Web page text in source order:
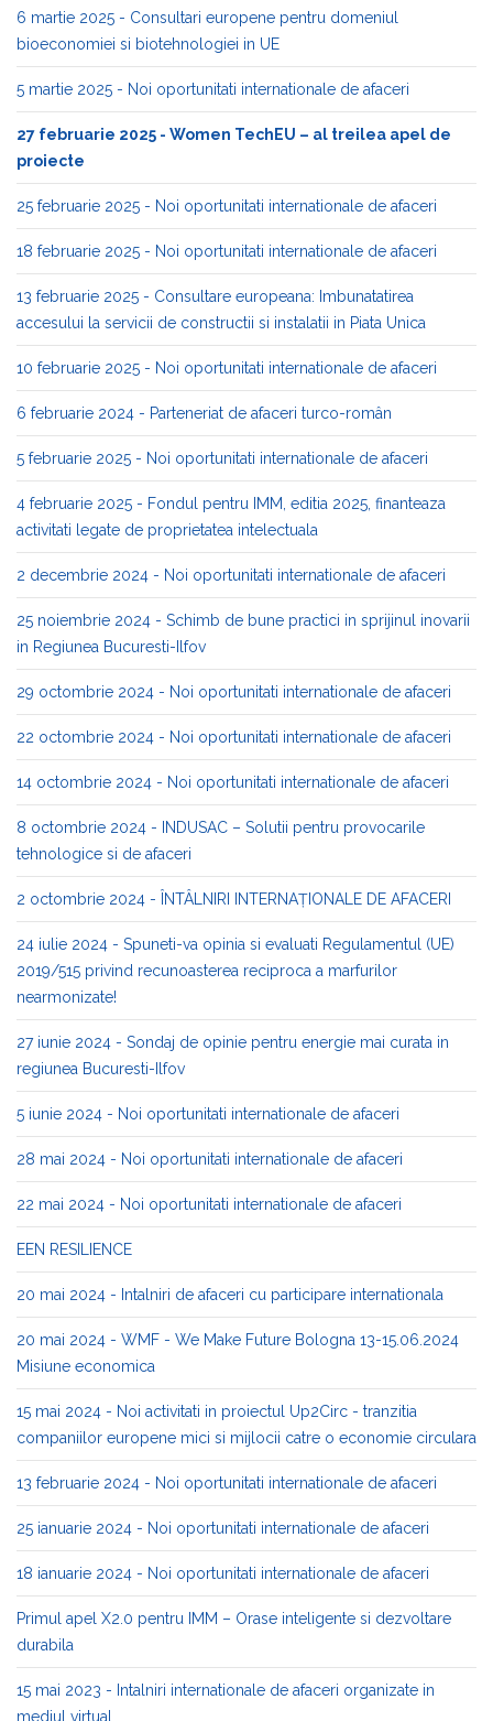
6 martie 2025 - Consultari europene pentru domeniul
bioeconomiei si biotehnologiei in UE
5 martie 2025 - Noi oportunitati internationale de afaceri
27 februarie 2025 - Women TechEU – al treilea apel de
proiecte
25 februarie 2025 - Noi oportunitati internationale de afaceri
18 februarie 2025 - Noi oportunitati internationale de afaceri
13 februarie 2025 - Consultare europeana: Imbunatatirea
accesului la servicii de constructii si instalatii in Piata Unica
10 februarie 2025 - Noi oportunitati internationale de afaceri
6 februarie 2024 - Parteneriat de afaceri turco-român
5 februarie 2025 - Noi oportunitati internationale de afaceri
4 februarie 2025 - Fondul pentru IMM, editia 2025, finanteaza
activitati legate de proprietatea intelectuala
2 decembrie 2024 - Noi oportunitati internationale de afaceri
25 noiembrie 2024 - Schimb de bune practici in sprijinul inovarii
in Regiunea Bucuresti-Ilfov
29 octombrie 2024 - Noi oportunitati internationale de afaceri
22 octombrie 2024 - Noi oportunitati internationale de afaceri
14 octombrie 2024 - Noi oportunitati internationale de afaceri
8 octombrie 2024 - INDUSAC – Solutii pentru provocarile
tehnologice si de afaceri
2 octombrie 2024 - ÎNTÂLNIRI INTERNAȚIONALE DE AFACERI
24 iulie 2024 - Spuneti-va opinia si evaluati Regulamentul (UE)
2019/515 privind recunoasterea reciproca a marfurilor
nearmonizate!
27 iunie 2024 - Sondaj de opinie pentru energie mai curata in
regiunea Bucuresti-Ilfov
5 iunie 2024 - Noi oportunitati internationale de afaceri
28 mai 2024 - Noi oportunitati internationale de afaceri
22 mai 2024 - Noi oportunitati internationale de afaceri
EEN RESILIENCE
20 mai 2024 - Intalniri de afaceri cu participare internationala
20 mai 2024 - WMF - We Make Future Bologna 13-15.06.2024
Misiune economica
15 mai 2024 - Noi activitati in proiectul Up2Circ - tranzitia
companiilor europene mici si mijlocii catre o economie circulara
13 februarie 2024 - Noi oportunitati internationale de afaceri
25 ianuarie 2024 - Noi oportunitati internationale de afaceri
18 ianuarie 2024 - Noi oportunitati internationale de afaceri
Primul apel X2.0 pentru IMM – Orase inteligente si dezvoltare
durabila
15 mai 2023 - Intalniri internationale de afaceri organizate in
mediul virtual